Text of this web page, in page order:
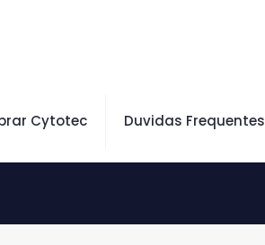
Cytotec Duvidas Frequentes